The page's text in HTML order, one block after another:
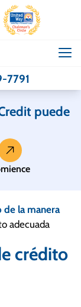
7791
puede
de la manera
adecuada
crédito